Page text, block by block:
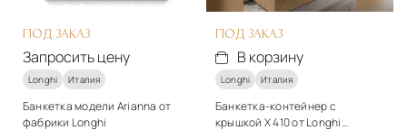
ПОД ЗАКАЗ
Запросить цену
Longhi Италия
Банкетка модели Arianna от
фабрики Longhi
ПОД ЗАКАЗ
В корзину
Longhi Италия
Банкетка-контейнер с
крышкой X 410 от Longhi